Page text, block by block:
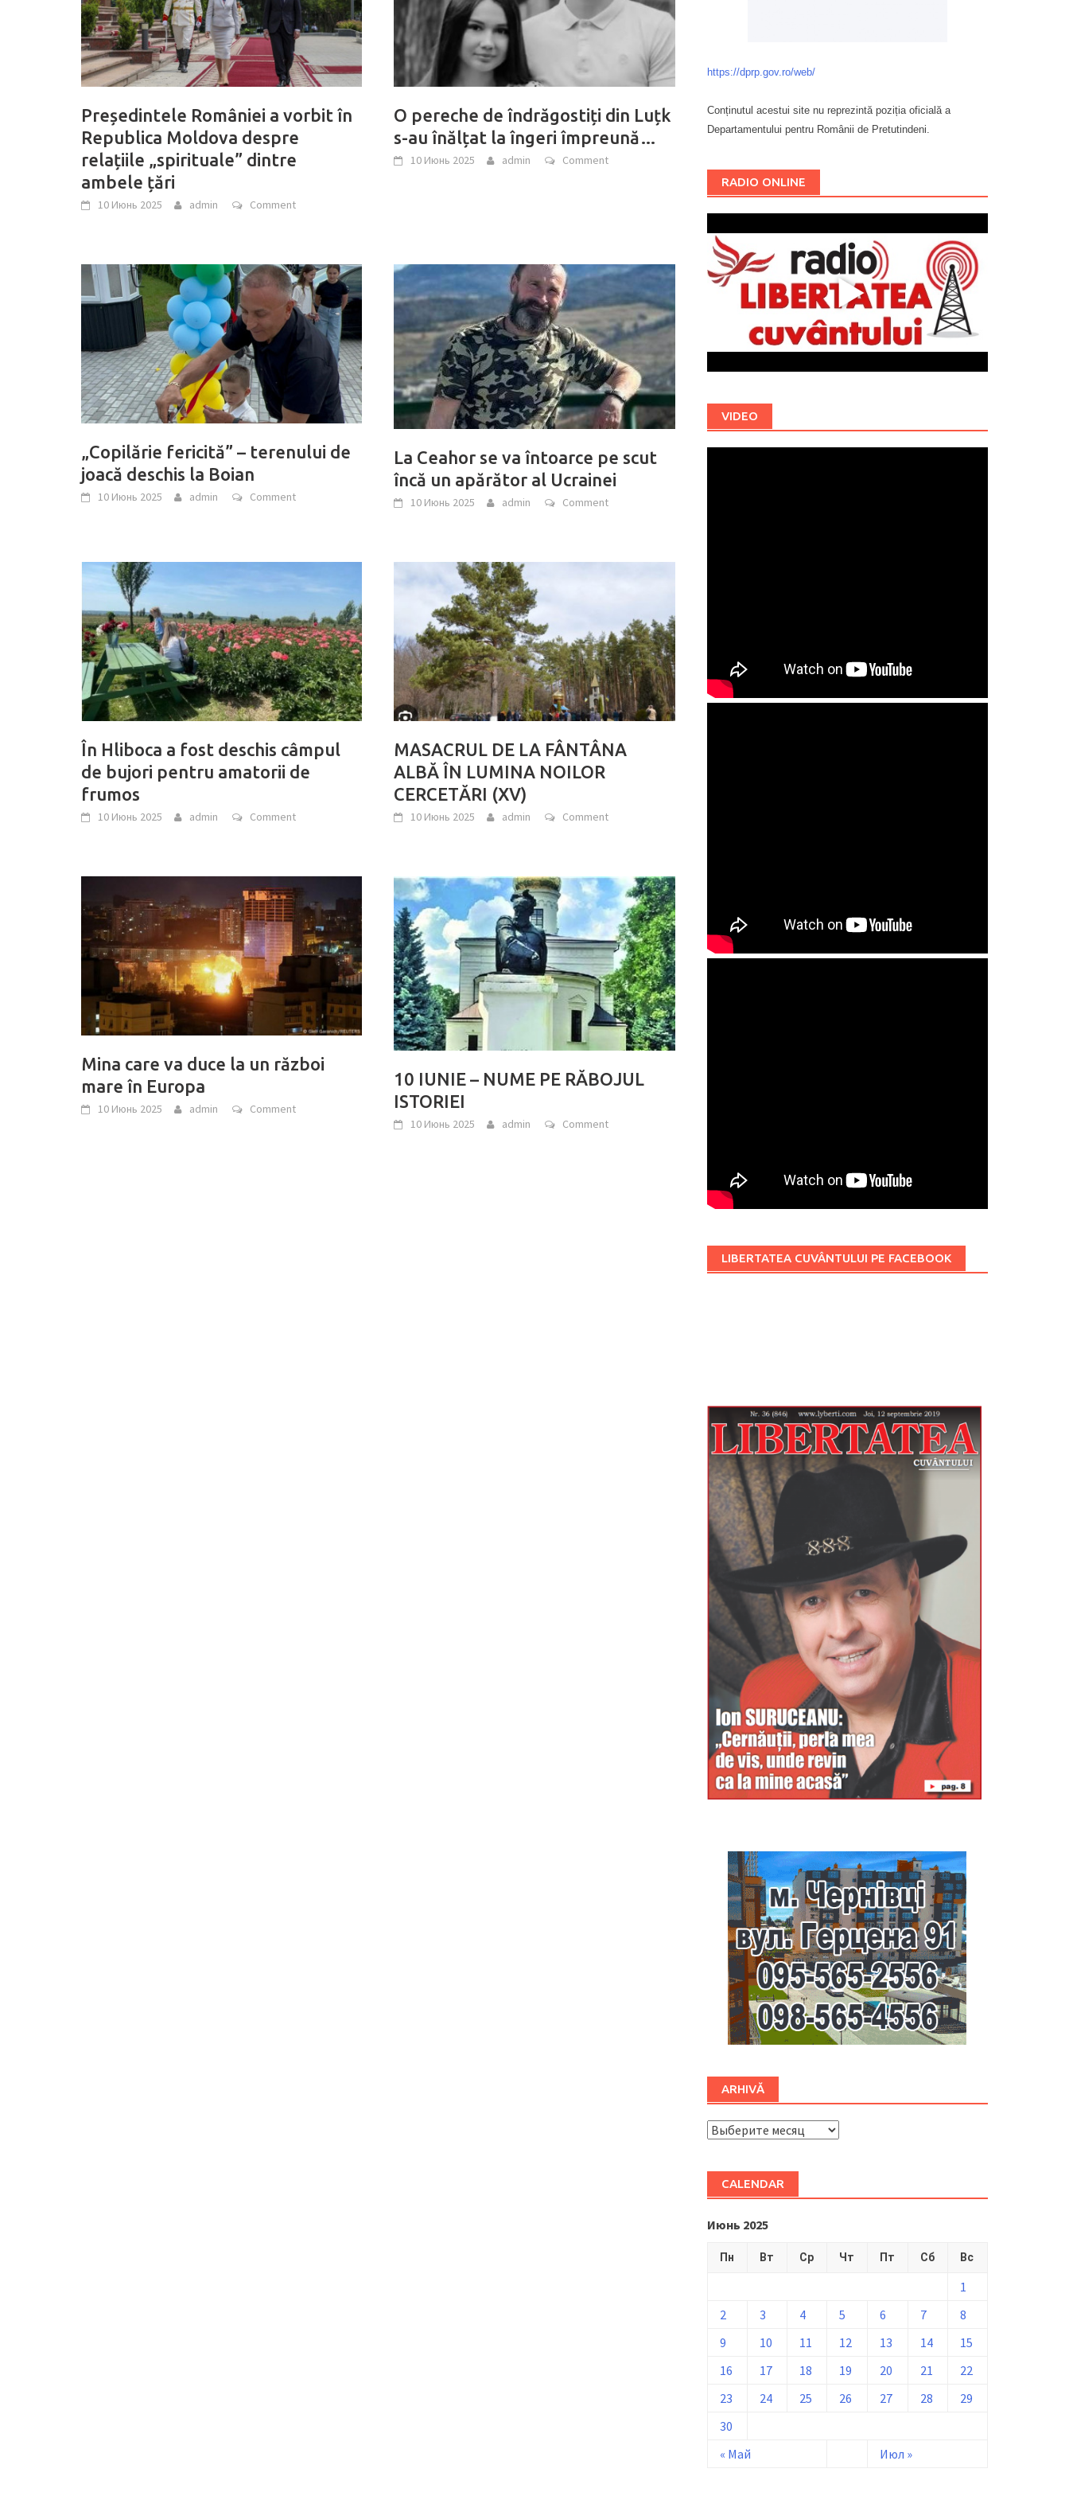
Președintele României a vorbit în
Republica Moldova despre
relațiile „spirituale” dintre
ambele țări
10 Июнь 2025 admin Comment
O pereche de îndrăgostiți din Luțk
s-au înălțat la îngeri împreună…
10 Июнь 2025 admin Comment
„Copilărie fericită” – terenului de
joacă deschis la Boian
10 Июнь 2025 admin Comment
La Ceahor se va întoarce pe scut
încă un apărător al Ucrainei
10 Июнь 2025 admin Comment
În Hliboca a fost deschis câmpul
de bujori pentru amatorii de
frumos
10 Июнь 2025 admin Comment
MASACRUL DE LA FÂNTÂNA
ALBĂ ÎN LUMINA NOILOR
CERCETĂRI (XV)
10 Июнь 2025 admin Comment
Mina care va duce la un război
mare în Europa
10 Июнь 2025 admin Comment
10 IUNIE – NUME PE RĂBOJUL
ISTORIEI
10 Июнь 2025 admin Comment
https://dprp.gov.ro/web/
Conținutul acestui site nu reprezintă poziția oficială a
Departamentului pentru Românii de Pretutindeni.
RADIO ONLINE
VIDEO
LIBERTATEA CUVÂNTULUI PE FACEBOOK
ARHIVĂ
ARHIVĂ
CALENDAR
Июнь 2025
Пн Вт Ср Чт Пт Сб Вс
« Май Июл »
1
2
3 4 5 6 7
8
9
10 11 12 13 14
15
16
17 18 19 20 21
22
23
24 25 26 27 28
29
30